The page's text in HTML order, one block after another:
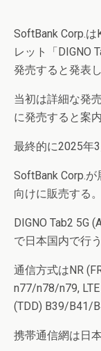
SoftBank Corp.は
レット「DIGNO
発売すると発表し
当初は詳細な発
に発売すると案
最終的に2025年
SoftBank Corp.
向けに販売する。
DIGNO Tab2 5G
で日本国内で行
通信方式はNR
n77/n78/n79,
(TDD) B39/B41/
携帯通信網は日